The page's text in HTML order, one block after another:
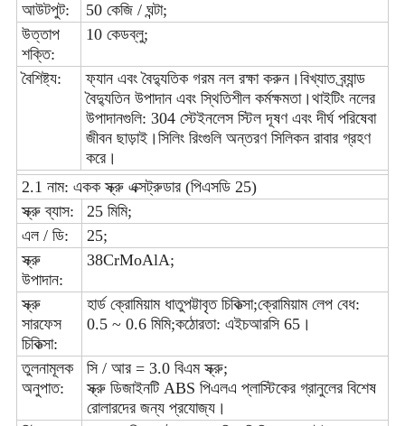
আউটপুট:
50 কেজি / ঘন্টা;
উত্তাপ
শক্তি:
10 কেডব্লু;
বৈশিষ্ট্য:
ফ্যান এবং বৈদ্যুতিক গরম নল রক্ষা করুন।বিখ্যাত ব্র্যান্ড
বৈদ্যুতিন উপাদান এবং স্থিতিশীল কর্মক্ষমতা।থাইটিং নলের
উপাদানগুলি: 304 স্টেইনলেস স্টিল দূষণ এবং দীর্ঘ পরিষেবা
জীবন ছাড়াই।সিলিং রিংগুলি অন্তরণ সিলিকন রাবার গ্রহণ
করে।
2.1 নাম: একক স্ক্রু এক্সট্রুডার (পিএসডি 25)
স্ক্রু ব্যাস:
25 মিমি;
এল / ডি:
25;
স্ক্রু
উপাদান:
38CrMoAlA;
স্ক্রু
সারফেস
চিকিত্সা:
হার্ড ক্রোমিয়াম ধাতুপট্টাবৃত চিকিত্সা;ক্রোমিয়াম লেপ বেধ:
0.5 ~ 0.6 মিমি;কঠোরতা: এইচআরসি 65।
তুলনামূলক
অনুপাত:
সি / আর = 3.0 বিএম স্ক্রু;
স্ক্রু ডিজাইনটি ABS পিএলএ প্লাস্টিকের গ্রানুলের বিশেষ
রোলারদের জন্য প্রযোজ্য।